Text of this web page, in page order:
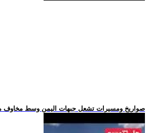
.. صواريخ ومسيرات تشعل جبهات اليمن وسط مخاوف